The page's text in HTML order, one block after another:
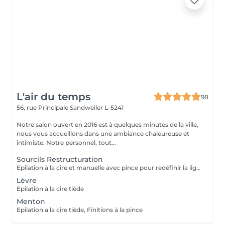
L'air du temps
98
56, rue Principale Sandweiler L-5241
Notre salon ouvert en 2016 est à quelques minutes de la ville,
nous vous accueillons dans une ambiance chaleureuse et
intimiste. Notre personnel, tout...
Sourcils Restructuration
Epilation à la cire et manuelle avec pince pour redéfinir la ligne des sourcils.
Lèvre
Epilation à la cire tiède
Menton
Epilation a la cire tiède, Finitions à la pince